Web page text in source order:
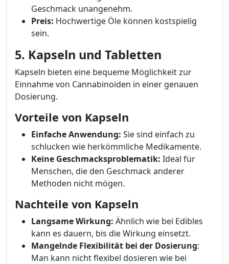
Geschmack unangenehm.
Preis: Hochwertige Öle können kostspielig
sein.
5. Kapseln und Tabletten
Kapseln bieten eine bequeme Möglichkeit zur
Einnahme von Cannabinoiden in einer genauen
Dosierung.
Vorteile von Kapseln
Einfache Anwendung: Sie sind einfach zu
schlucken wie herkömmliche Medikamente.
Keine Geschmacksproblematik: Ideal für
Menschen, die den Geschmack anderer
Methoden nicht mögen.
Nachteile von Kapseln
Langsame Wirkung: Ähnlich wie bei Edibles
kann es dauern, bis die Wirkung einsetzt.
Mangelnde Flexibilität bei der Dosierung:
Man kann nicht flexibel dosieren wie bei